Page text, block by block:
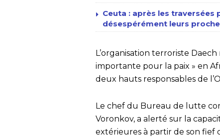
Ceuta : après les
désespérément leurs
L’organisation terroriste
importante pour la paix » en
deux hauts responsables de
Le chef du Bureau de lutte
Voronkov, a alerté sur la
extérieures à partir de son fief